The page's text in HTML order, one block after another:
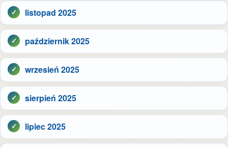
listopad 2025
październik 2025
wrzesień 2025
sierpień 2025
lipiec 2025